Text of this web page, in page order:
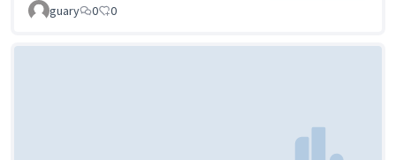
guary
0 0